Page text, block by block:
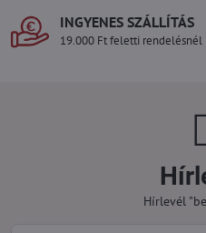
INGYENES SZÁLLÍTÁS
19.000 Ft feletti rendelésnél
Hírlevél